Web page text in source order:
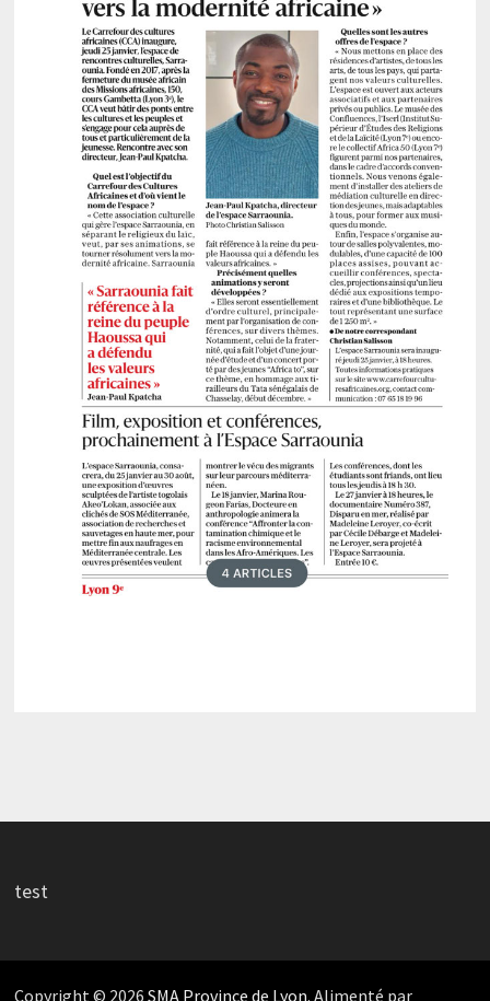
test
Copyright © 2026 SMA Province de Lyon. Alimenté par